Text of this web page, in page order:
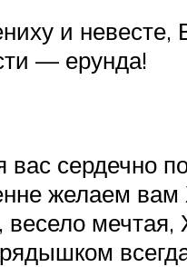
и невесте,
— ерунда!
вас сердечно
желаем
весело мечтая,